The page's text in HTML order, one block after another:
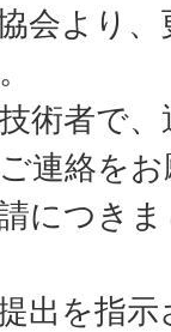
会より
術者で
連絡を
につき
出を指